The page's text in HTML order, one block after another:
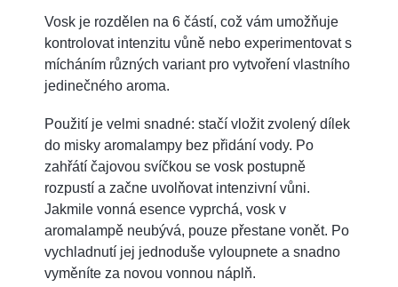
Vosk je rozdělen na 6 částí, což vám umožňuje
kontrolovat intenzitu vůně nebo experimentovat s
mícháním různých variant pro vytvoření vlastního
jedinečného aroma.
Použití je velmi snadné: stačí vložit zvolený dílek
do misky aromalampy bez přidání vody. Po
zahřátí čajovou svíčkou se vosk postupně
rozpustí a začne uvolňovat intenzivní vůni.
Jakmile vonná esence vyprchá, vosk v
aromalampě neubývá, pouze přestane vonět. Po
vychladnutí jej jednoduše vyloupnete a snadno
vyměníte za novou vonnou náplň.